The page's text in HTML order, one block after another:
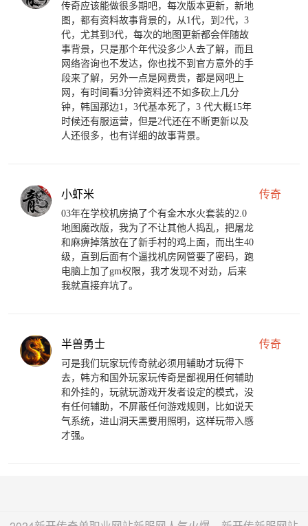
传奇应该能做很多期吧，每次版本更新，新地
图，都有资料故事背景的，从1代，到2代，3
代，尤其到3代，每次的地图更新都会伴随故
事背景，只是那个年代没多少人去了解，而且
网络咨询也不发达，你也找不到官方意外的手
段来了解，另外一点是网费贵，都是网吧上
网，有时间看3分钟资料还不如多砍上几分
钟，韩国那边1，3代基本死了，3 代大概15年
时候还有服运营，但是2代还在不断更新以及
人还很多，也有详细的故事背景。
小虾米 传奇
03年在学校机房搞了个有金木水火套装的2.0
地图魔改版，我为了不让其他人捣乱，把屠龙
和麻痹掉落放在了新手村的鸡上面，而出生40
级，直到后面有个逼找机房网管要了密码，跑
电脑上加了gm权限，我才发现不对劲，后来
我就直接弃坑了。
半兽勇士 传奇
可是我们玩家玩传奇就必须用辅助才玩得下
去，韩方和国外玩家玩传奇是鄙视用任何辅助
和外挂的，玩就玩游戏开发者设定的模式，没
有任何辅助，不屏蔽任何游戏规则，比如说天
气系统，进山洞天黑要用照明，这样玩带入感
才强。